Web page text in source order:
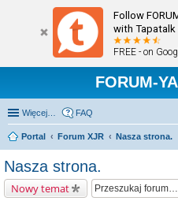
Follow
with
FREE - on
FORUM-
Więcej… FAQ
Portal Forum XJR
Nasza strona.
Nasza strona.
Nowy temat